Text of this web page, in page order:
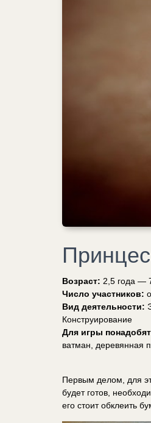
Возраст: 2,5 года —
Число участников:
Вид деятельности:
Конструирование
Для игры
ватман, деревянная
Первым делом, для
будет готов,
его стоит обклеить